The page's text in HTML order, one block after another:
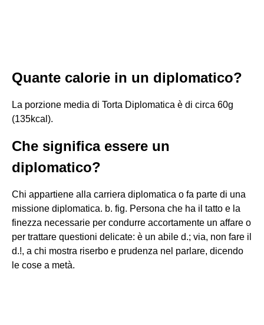
Quante calorie in un diplomatico?
La porzione media di Torta Diplomatica è di circa 60g
(135kcal).
Che significa essere un
diplomatico?
Chi appartiene alla carriera diplomatica o fa parte di una
missione diplomatica. b. fig. Persona che ha il tatto e la
finezza necessarie per condurre accortamente un affare o
per trattare questioni delicate: è un abile d.; via, non fare il
d.!, a chi mostra riserbo e prudenza nel parlare, dicendo
le cose a metà.